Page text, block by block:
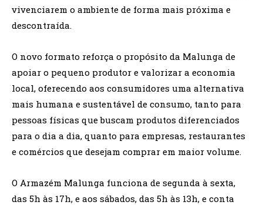
vivenciarem o ambiente de forma mais próxima e
descontraída.
O novo formato reforça o propósito da Malunga de
apoiar o pequeno produtor e valorizar a economia
local, oferecendo aos consumidores uma alternativa
mais humana e sustentável de consumo, tanto para
pessoas físicas que buscam produtos diferenciados
para o dia a dia, quanto para empresas, restaurantes
e comércios que desejam comprar em maior volume.
O Armazém Malunga funciona de segunda à sexta,
das 5h às 17h, e aos sábados, das 5h às 13h, e conta